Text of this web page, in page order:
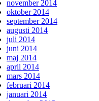
november 2014
oktober 2014
september 2014
augusti 2014
juli 2014
juni 2014
maj 2014
april 2014
mars 2014
februari 2014
januari 2014